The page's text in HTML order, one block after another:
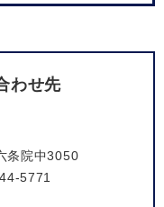
わせ先
条院中3050
5771